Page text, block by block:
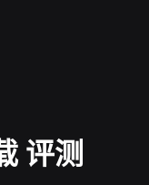
评测